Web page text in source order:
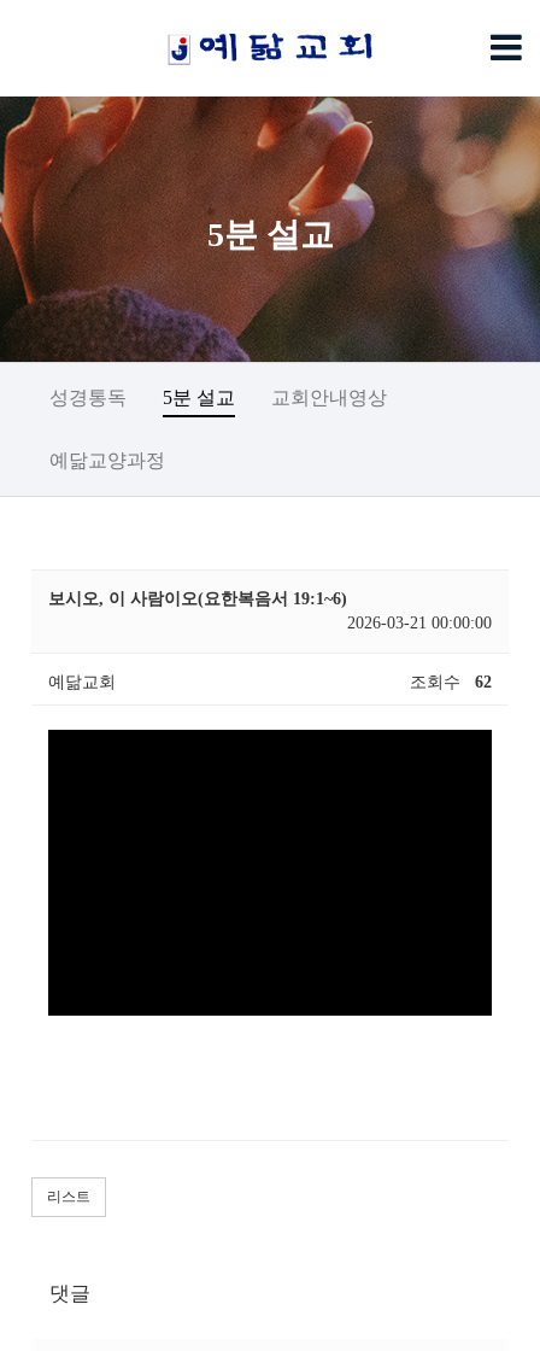
5분 설교
성경통독 5분 설교 교회안내영상
예닮교양과정
보시오, 이 사람이오(요한복음서 19:1~6)
2026-03-21 00:00:00
예닮교회 조회수 62
리스트
댓글